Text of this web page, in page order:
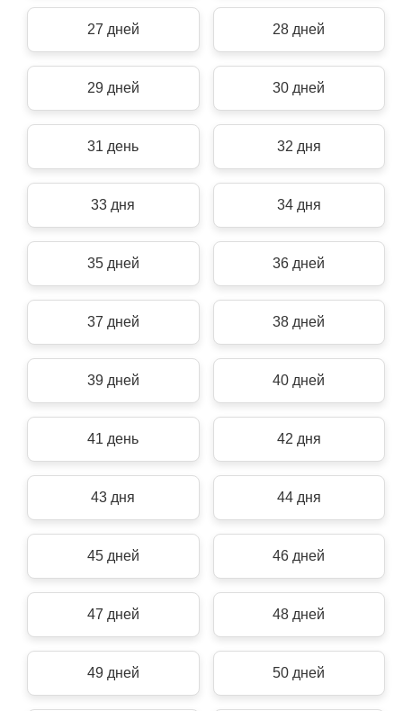
27 дней 28 дней
29 дней 30 дней
31 день 32 дня
33 дня 34 дня
35 дней 36 дней
37 дней 38 дней
39 дней 40 дней
41 день 42 дня
43 дня 44 дня
45 дней 46 дней
47 дней 48 дней
49 дней 50 дней